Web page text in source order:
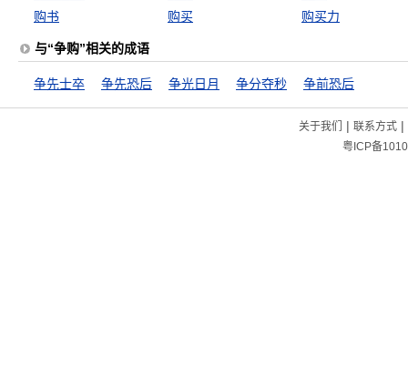
购书
购买 购买力
与“争购”相关的成语
争先士卒 争先恐后 争光日月 争分夺秒 争前恐后
关于我们 | 联系方式|
粤ICP备